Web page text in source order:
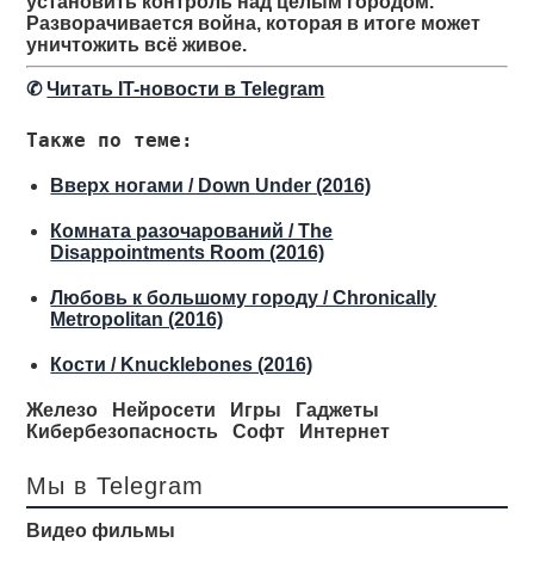
Разворачивается война, которая в итоге может
уничтожить всё живое.
✆Читать IT-новости в Telegram
Также по теме:
Вверх ногами / Down Under (2016)
Комната разочарований / The
Disappointments Room (2016)
Любовь к большому городу / Chronically
Metropolitan (2016)
Кости / Knucklebones (2016)
Железо Нейросети Игры
Гаджеты
Кибербезопасность
Софт Интернет
Мы в Telegram
Видео фильмы